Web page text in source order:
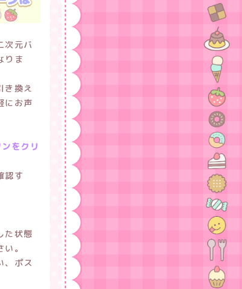
次元バ
りま
き換え
にお声
をクリ
認す
た状態
。
、ポス